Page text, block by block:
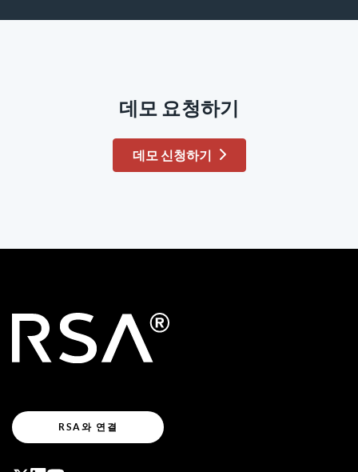
데모 요청하기
데모 신청하기
RSA와 연결